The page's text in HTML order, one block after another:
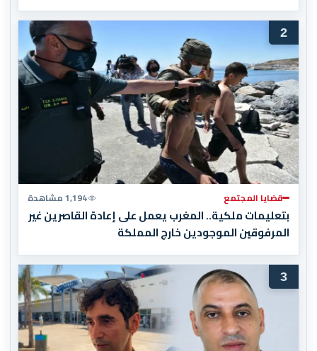
2
قضايا المجتمع 1,194 مشاهدة
بتعليمات ملكية.. المغرب يعمل على إعادة القاصرين غير
المرفوقين الموجودين خارج المملكة
3